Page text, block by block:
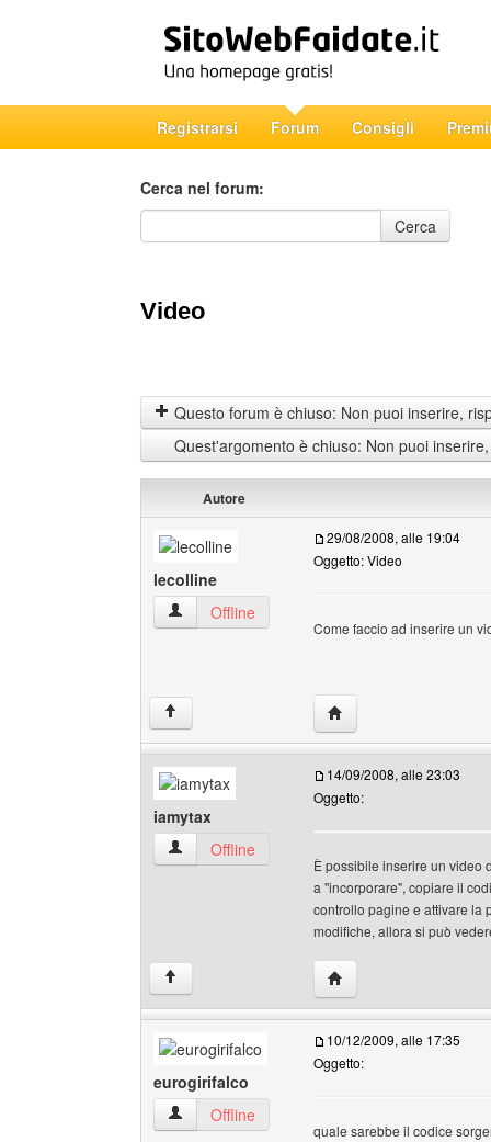
Registrarsi Forum Consigli
Cerca nel forum:
Cerca nel forum
Cerca
Video
Questo forum è chiuso: Non puoi inserire,
Quest'argomento è chiuso: Non puoi
Autore
lecolline
lecolline Profilo
Offline
29/08/2008, alle 19:04
Oggetto: Video
Come faccio ad inserire un
↑ HomePage: lecolline
iamytax
iamytax Profilo
Offline
14/09/2008, alle 23:03
Oggetto:
È possibile inserire un video
a "incorporare", copiare il
controllo pagine e attivare la
modifiche, allora si può
↑ HomePage: iamytax
eurogirifalco
eurogirifalco Profilo
Offline
10/12/2009, alle 17:35
Oggetto:
quale sarebbe il codice